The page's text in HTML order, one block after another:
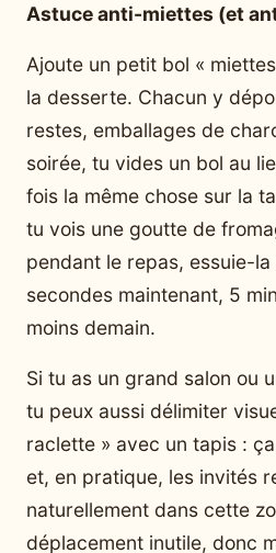
Astuce anti-miettes (et
Ajoute un petit bol «
la desserte. Chacun y
restes, emballages de
soirée, tu vides un bol au
fois la même chose sur la
tu vois une goutte de
pendant le repas, essuie-
secondes maintenant, 5
moins demain.
Si tu as un grand salon ou
tu peux aussi délimiter
raclette » avec un tapis :
et, en pratique, les invités
naturellement dans cette
déplacement inutile, donc